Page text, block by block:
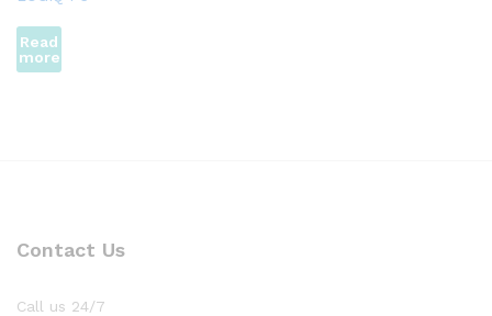
Read
more
Contact Us
Call us 24/7